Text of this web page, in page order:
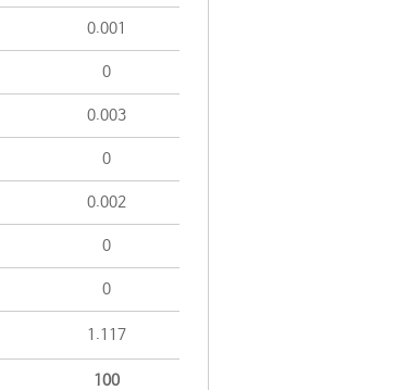
0.001
0
0.003
0
0.002
0
0
1.117
100